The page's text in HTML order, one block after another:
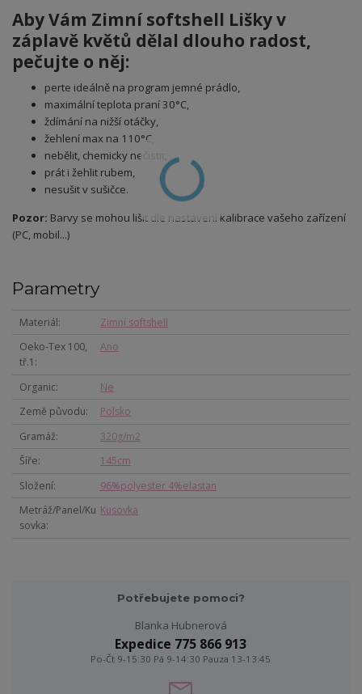
Aby Vám Zimní softshell Lišky v
záplavě květů dělal dlouho radost,
pečujte o něj:
perte ideálně na program jemné prádlo,
maximální teplota praní 30°C,
ždímání na nižší otáčky,
žehlení max na 110°C,
nebělit, chemicky nečistit,
prát i žehlit rubem,
nesušit v sušičce.
Pozor: Barvy se mohou lišit dle nastavení kalibrace vašeho zařízení
(PC, mobil...)
Parametry
Materiál
Zimní softshell
Oeko-Tex 100,
tř.1
Ano
Organic
Ne
Země původu
Polsko
Gramáž
320g/m2
Šíře
145cm
Složení
96%polyester 4%elastan
Metráž/Panel/Ku
sovka
Kusovka
Potřebujete pomoci?
Blanka Hubnerová
Expedice 775 866 913
Po-Čt 9-15:30 Pá 9-14:30 Pauza 13-13:45